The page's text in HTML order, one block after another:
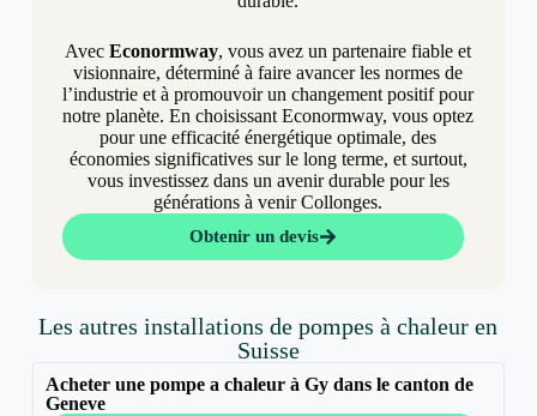
AvecEconormway, vous avez un partenaire fiable et
visionnaire, déterminé à faire avancer les normes de
l’industrie et à promouvoir un changement positif pour
notre planète. En choisissant Econormway, vous optez
pour une efficacité énergétique optimale, des
économies significatives sur le long terme, et surtout,
vous investissez dans un avenir durable pour les
générations à venir Collonges.
Obtenir un devis
Les autres installations de pompes à chaleur en
Suisse
Acheter une pompe a chaleur à Gy dans le canton de
Geneve